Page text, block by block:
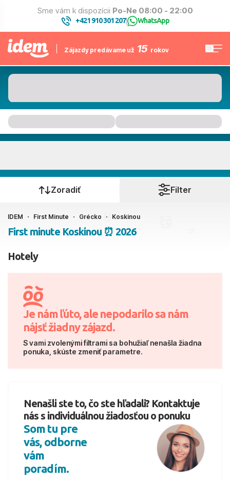
Sme vám k dispozícii Po-Ne 08:00 - 22:00
+421 910 301 207| WhatsApp
Zájazdy predávame už 15 rokov
Kedy cestujete?
Ako cestujete?
2 dospelí, 0 deti
Zoradiť Filter
IDEM First Minute Grécko Koskinou
First minute Koskinou ⏰ 2026
Hotely
Je nám ľúto, ale nepodarilo sa nám
nájsť žiadny zájazd.
S vami zvolenými filtrami sa bohužiaľ nenašla žiadna
ponuka, skúste zmeniť parametre.
Nenašli ste to, čo ste hľadali? Kontaktuje
nás s individuálnou žiadosťou o ponuku
Som tu pre
vás, odborne
vám
poradím.